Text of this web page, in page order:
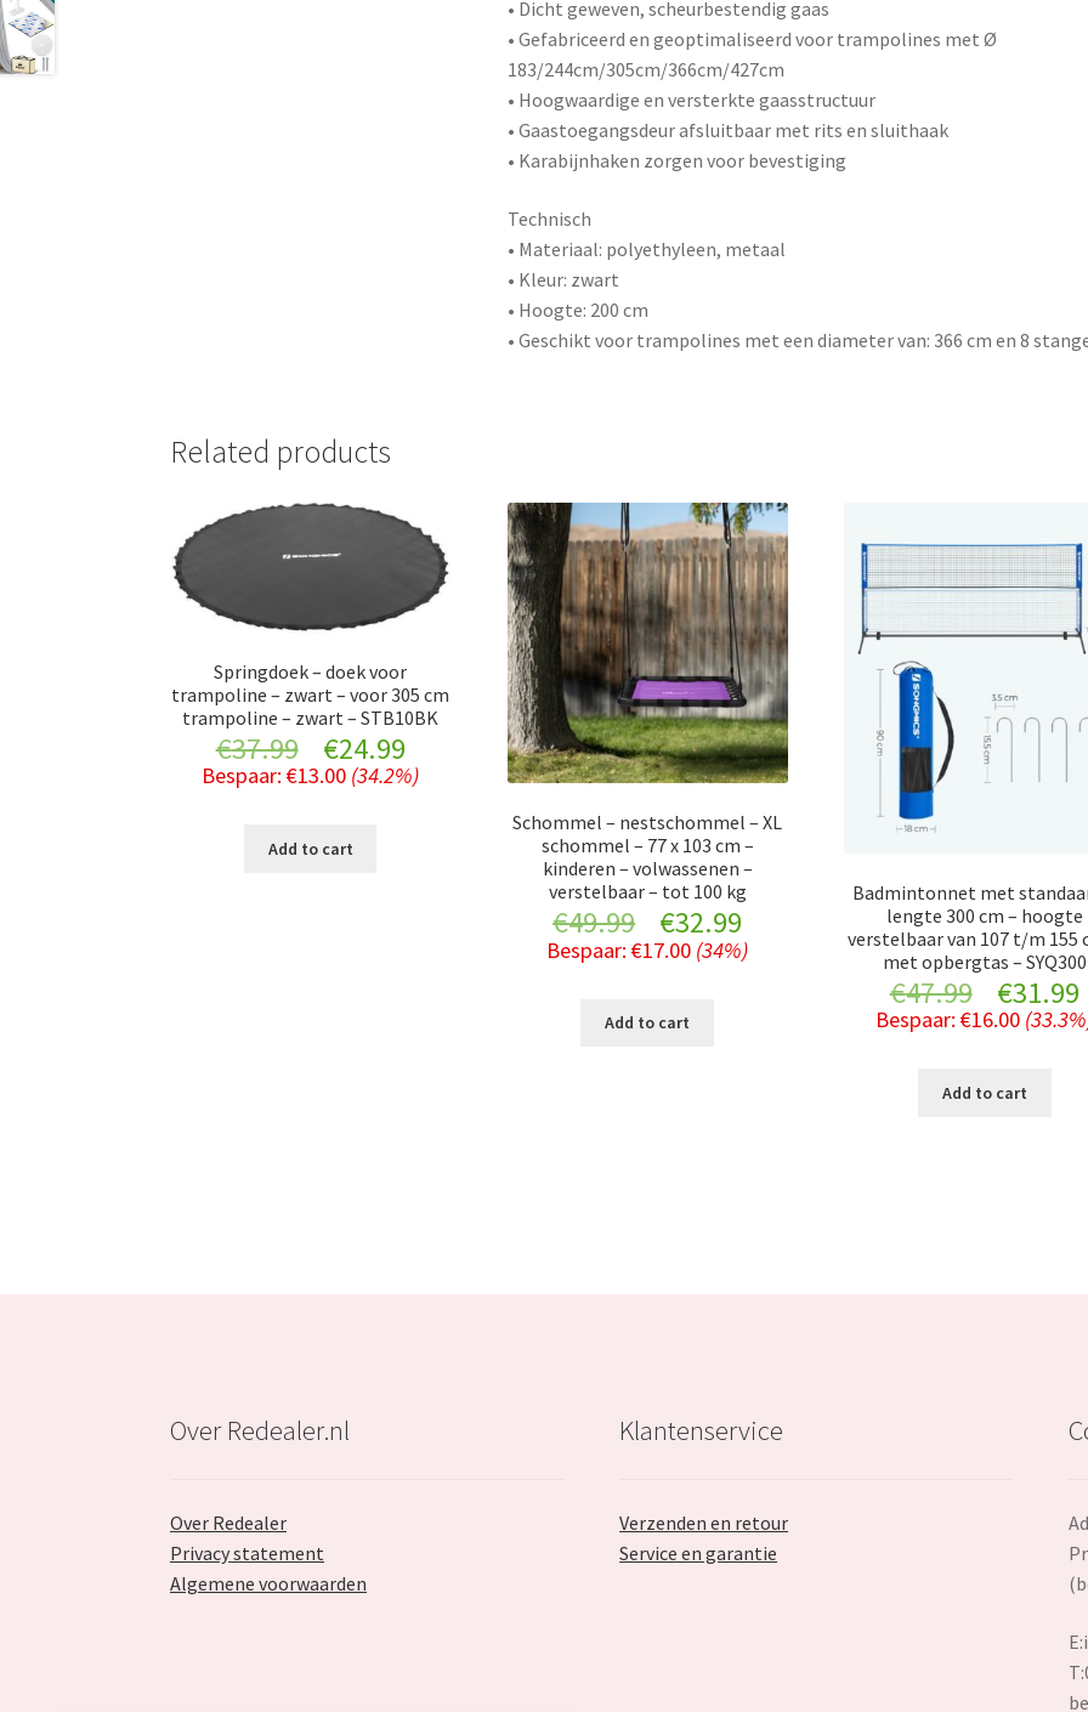
• Dicht geweven, scheurbestendig gaas
• Gefabriceerd en geoptimaliseerd voor trampolines met Ø
183/244cm/305cm/366cm/427cm
• Hoogwaardige en versterkte gaasstructuur
• Gaastoegangsdeur afsluitbaar met rits en sluithaak
• Karabijnhaken zorgen voor bevestiging
Technisch
• Materiaal: polyethyleen, metaal
• Kleur: zwart
• Hoogte: 200 cm
• Geschikt voor trampolines met een diameter van: 366 cm en 8
Related products
Springdoek – doek voor
trampoline – zwart – voor 305 cm
trampoline – zwart – STB10BK
€37.99
Original
price
was:
€24.99Current
price
Bespaar:€13.00 (34.2%)
Add to cart
Schommel – nestschommel – XL
schommel – 77 x 103 cm –
kinderen – volwassenen –
verstelbaar – tot 100 kg
€49.99
Original
price
was:
€32.99
price
Bespaar:€17.00 (34%)
Add to cart
Badmintonnet met
lengte 300 cm – hoogte
verstelbaar van 107 t/m 155
met opbergtas – SYQ300
€47.99
Original
price
was:
€31.99
Bespaar:€16.00
Add to cart
Over Redealer.nl
Over Redealer
Privacy statement
Algemene voorwaarden
Klantenservice
Verzenden en retour
Service en garantie
E: